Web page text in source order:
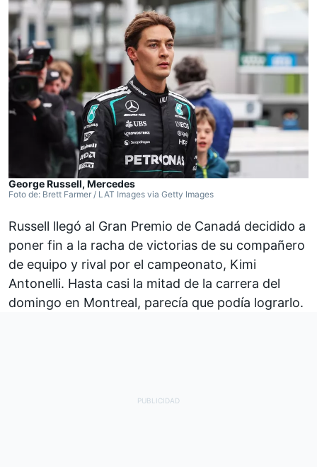
George Russell, Mercedes
Foto de: Brett Farmer / LAT Images via Getty Images
Russell llegó al Gran Premio de Canadá decidido a
poner fin a la racha de victorias de su compañero
de equipo y rival por el campeonato, Kimi
Antonelli. Hasta casi la mitad de la carrera del
domingo en Montreal, parecía que podía lograrlo.